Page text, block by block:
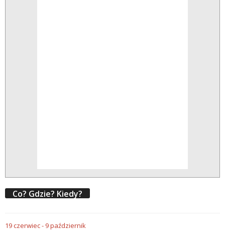
Co? Gdzie? Kiedy?
19czerwiec- 9październik